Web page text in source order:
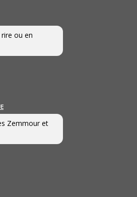
ou en
Zemmour et